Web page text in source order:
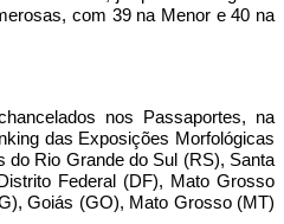
com 39 na Menor e 40 na
nos Passaportes, na
das Exposições Morfológicas
Rio Grande do Sul (RS), Santa
Federal (DF), Mato Grosso
Goiás (GO), Mato Grosso (MT)